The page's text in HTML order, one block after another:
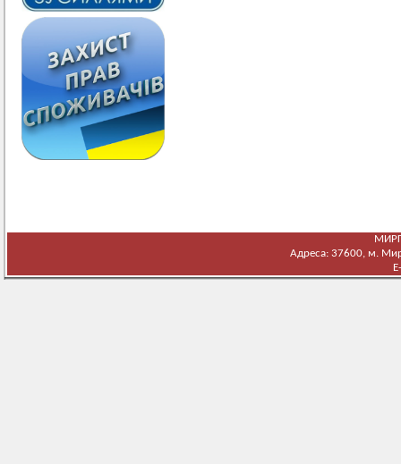
Адреса: 37600, м.